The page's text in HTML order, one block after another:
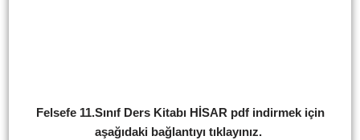
Felsefe 11.Sınıf Ders Kitabı HİSAR pdf indirmek için
aşağıdaki bağlantıyı tıklayınız.